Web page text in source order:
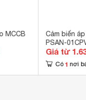
MCCB
Cảm biến
PSAN-
Giá từ
Có 1 nơi